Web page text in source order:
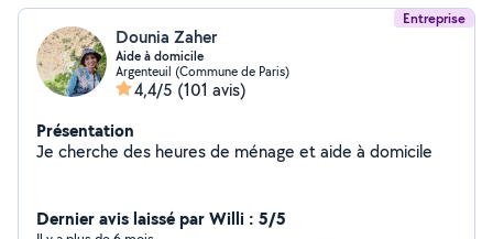
Entreprise
Dounia Zaher
Aide à domicile
Argenteuil (Commune de Paris)
4,4/5 (101 avis)
Présentation
Je cherche des heures de ménage et aide à domicile
Dernier avis laissé par Willi : 5/5